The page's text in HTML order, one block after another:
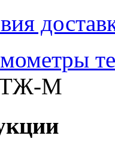
М